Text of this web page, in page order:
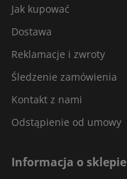
Jak kupować
Dostawa
Reklamacje i zwroty
Śledzenie zamówienia
Kontakt z nami
Odstąpienie od umowy
Informacja o sklepie